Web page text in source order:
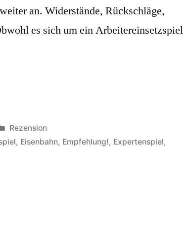
an. Widerstände, Rückschläge,
es sich um ein Arbeitereinsetzspiel
Veröffentlicht
in
Rezension
, Eisenbahn, Empfehlung!, Expertenspiel,